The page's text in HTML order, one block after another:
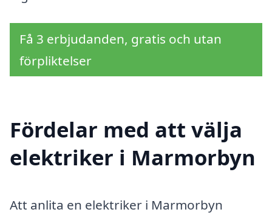
Få 3 erbjudanden, gratis och utan
förpliktelser
Fördelar med att välja
elektriker i Marmorbyn
Att anlita en elektriker i Marmorbyn